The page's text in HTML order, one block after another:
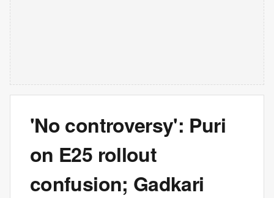
'No controversy': Puri
on E25 rollout
confusion; Gadkari